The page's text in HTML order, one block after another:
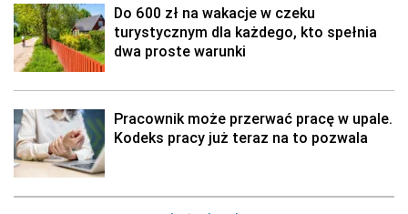
Do 600 zł na wakacje w czeku
turystycznym dla każdego, kto spełnia
dwa proste warunki
Pracownik może przerwać pracę w upale.
Kodeks pracy już teraz na to pozwala